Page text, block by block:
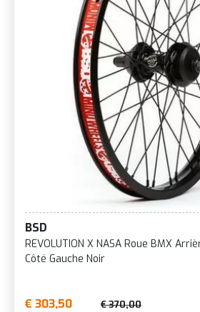
BSD
REVOLUTION X NASA Roue BMX
Côté Gauche Noir
€ 303,50 € 370,00